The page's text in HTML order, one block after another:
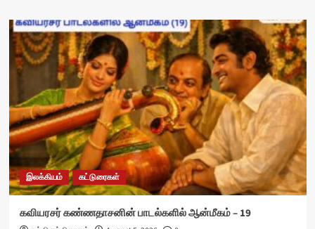
இலக்கியம் கட்டுரைகள்
கவியரசர் கண்ணதாசனின் பாடல்களில் ஆன்மீகம் – 19